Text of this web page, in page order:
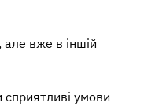
вже в іншій
умови